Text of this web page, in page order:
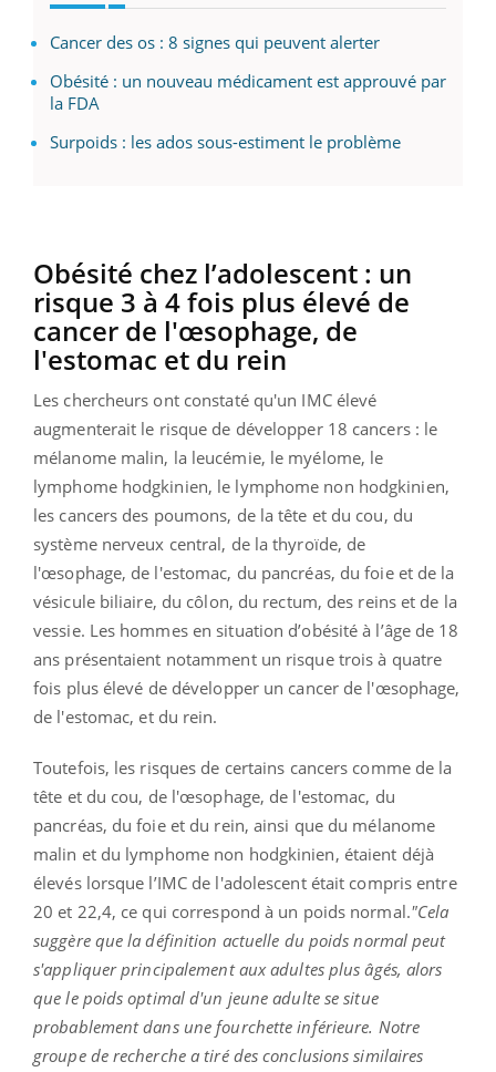
Cancer des os : 8 signes qui peuvent alerter
Obésité : un nouveau médicament est approuvé par
la FDA
Surpoids : les ados sous-estiment le problème
Obésité chez l’adolescent : un
risque 3 à 4 fois plus élevé de
cancer de l'œsophage, de
l'estomac et du rein
Les chercheurs ont constaté qu'un IMC élevé
augmenterait le risque de développer 18 cancers : le
mélanome malin, la leucémie, le myélome, le
lymphome hodgkinien, le lymphome non hodgkinien,
les cancers des poumons, de la tête et du cou, du
système nerveux central, de la thyroïde, de
l'œsophage, de l'estomac, du pancréas, du foie et de la
vésicule biliaire, du côlon, du rectum, des reins et de la
vessie. Les hommes en situation d’obésité à l’âge de 18
ans présentaient notamment un risque trois à quatre
fois plus élevé de développer un cancer de l'œsophage,
de l'estomac, et du rein.
Toutefois, les risques de certains cancers comme de la
tête et du cou, de l'œsophage, de l'estomac, du
pancréas, du foie et du rein, ainsi que du mélanome
malin et du lymphome non hodgkinien, étaient déjà
élevés lorsque l’IMC de l'adolescent était compris entre
20 et 22,4, ce qui correspond à un poids normal."Cela
suggère que la définition actuelle du poids normal peut
s'appliquer principalement aux adultes plus âgés, alors
que le poids optimal d'un jeune adulte se situe
probablement dans une fourchette inférieure. Notre
groupe de recherche a tiré des conclusions similaires